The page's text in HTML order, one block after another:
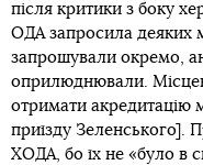
після критики з боку
ОДА запросила деяких
запрошували окремо,
оприлюднювали.
отримати акредитацію
приїзду Зеленського].
ХОДА, бо їх не «було в